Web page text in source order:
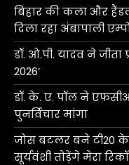
बिहार की कला और
दिला रहा अंबापाली
डॉ. ओ.पी. यादव ने जीता
2026’
डॉ. के. ए. पॉल ने
पुनर्विचार मांगा
जोस बटलर बने टी20
सूर्यवंशी तोड़ेंगे मेरा